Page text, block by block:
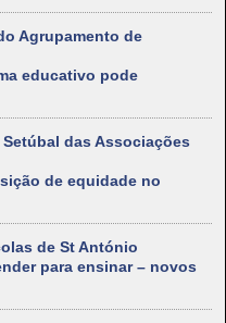
Agrupamento de
educativo pode
Setúbal das Associações
de equidade no
de St António
para ensinar – novos